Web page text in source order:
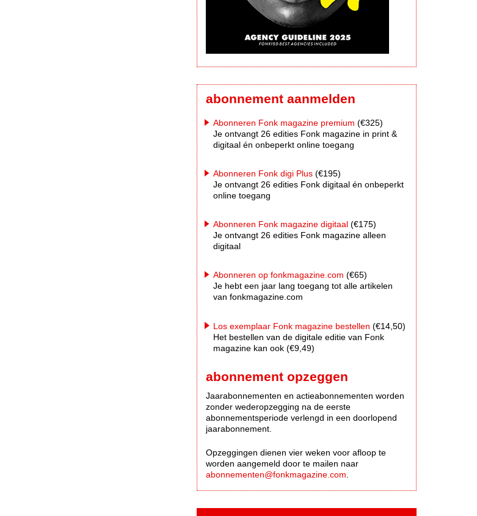
abonnement aanmelden
Abonneren Fonk magazine premium (€325)
Je ontvangt 26 edities Fonk magazine in print &
digitaal én onbeperkt online toegang
Abonneren Fonk digi Plus (€195)
Je ontvangt 26 edities Fonk digitaal én onbeperkt
online toegang
Abonneren Fonk magazine digitaal (€175)
Je ontvangt 26 edities Fonk magazine alleen
digitaal
Abonneren op fonkmagazine.com (€65)
Je hebt een jaar lang toegang tot alle artikelen
van fonkmagazine.com
Los exemplaar Fonk magazine bestellen (€14,50)
Het bestellen van de digitale editie van Fonk
magazine kan ook (€9,49)
abonnement opzeggen
Jaarabonnementen en actieabonnementen worden
zonder wederopzegging na de eerste
abonnementsperiode verlengd in een doorlopend
jaarabonnement.
Opzeggingen dienen vier weken voor afloop te
worden aangemeld door te mailen naar
abonnementen@fonkmagazine.com